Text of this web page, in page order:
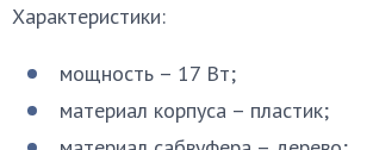
Характеристики:
мощность – 17 Вт;
материал корпуса – пластик;